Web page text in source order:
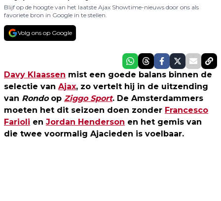
Blijf op de hoogte van het laatste Ajax Showtime-nieuws door ons als
favoriete bron in Google in te stellen.
Volg ons op Google
Davy Klaassen mist een goede balans binnen de
selectie van Ajax, zo vertelt hij in de uitzending
van Rondoop Ziggo Sport. De Amsterdammers
moeten het dit seizoen doen zonder Francesco
Farioli en Jordan Henderson en het gemis van
die twee voormalig Ajacieden is voelbaar.